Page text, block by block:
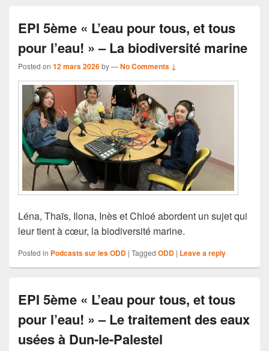
EPI 5ème « L’eau pour tous, et tous
pour l’eau! » – La biodiversité marine
Posted on 12 mars 2026by—No Comments ↓
Léna, Thaïs, Ilona, Inès et Chloé abordent un sujet qui
leur tient à cœur, la biodiversité marine.
Posted in Podcasts sur les ODD | Tagged ODD | Leave a reply
EPI 5ème « L’eau pour tous, et tous
pour l’eau! » – Le traitement des eaux
usées à Dun-le-Palestel